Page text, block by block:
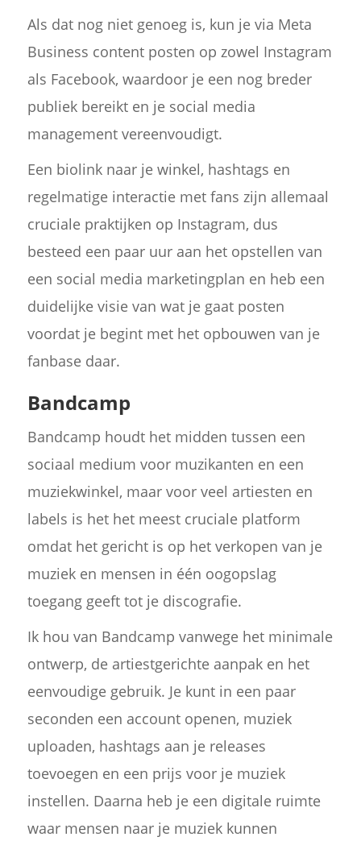
Als dat nog niet genoeg is, kun je via Meta
Business content posten op zowel Instagram
als Facebook, waardoor je een nog breder
publiek bereikt en je social media
management vereenvoudigt.
Een biolink naar je winkel, hashtags en
regelmatige interactie met fans zijn allemaal
cruciale praktijken op Instagram, dus
besteed een paar uur aan het opstellen van
een social media marketingplan en heb een
duidelijke visie van wat je gaat posten
voordat je begint met het opbouwen van je
fanbase daar.
Bandcamp
Bandcamp houdt het midden tussen een
sociaal medium voor muzikanten en een
muziekwinkel, maar voor veel artiesten en
labels is het het meest cruciale platform
omdat het gericht is op het verkopen van je
muziek en mensen in één oogopslag
toegang geeft tot je discografie.
Ik hou van Bandcamp vanwege het minimale
ontwerp, de artiestgerichte aanpak en het
eenvoudige gebruik. Je kunt in een paar
seconden een account openen, muziek
uploaden, hashtags aan je releases
toevoegen en een prijs voor je muziek
instellen. Daarna heb je een digitale ruimte
waar mensen naar je muziek kunnen